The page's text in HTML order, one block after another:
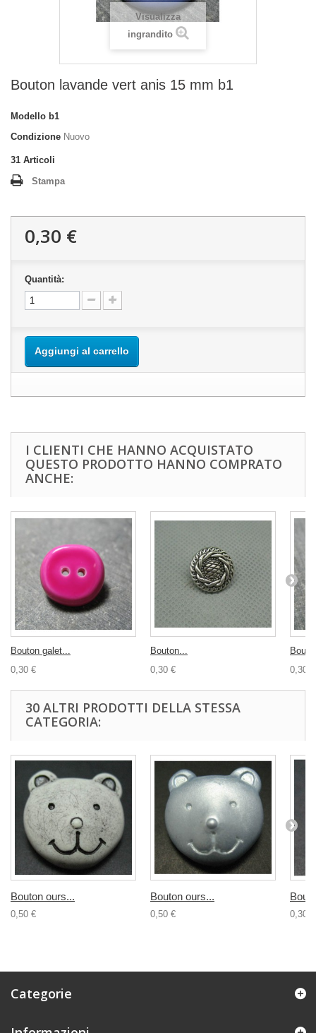
Visualizza
ingrandito
Bouton lavande vert anis 15 mm b1
Modello b1
Condizione Nuovo
31 Articoli
Stampa
0,30 €
Quantità:
Aggiungi al carrello
I CLIENTI CHE HANNO ACQUISTATO
QUESTO PRODOTTO HANNO COMPRATO
ANCHE:
Bouton galet...
0,30 €
Bouton...
0,30 €
0,30 €
30 ALTRI PRODOTTI DELLA STESSA
CATEGORIA:
Bouton ours...
0,50 €
Bouton ours...
0,50 € 0,30 €
Categorie